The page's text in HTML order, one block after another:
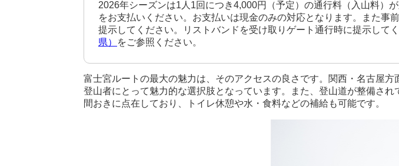
2026年シーズンは1人1回につき4,000円（予定）の通行料（入山料）
をお支払いください。お支払いは現金のみの対応となります。また事
提示してください。リストバンドを受け取りゲート通行時に提示して
県）
をご参照ください。
富士宮ルートの最大の魅力は、そのアクセスの良さです。関西・名古屋
登山者にとって魅力的な選択肢となっています。また、登山道が整備さ
間おきに点在しており、トイレ休憩や水・食料などの補給も可能です。